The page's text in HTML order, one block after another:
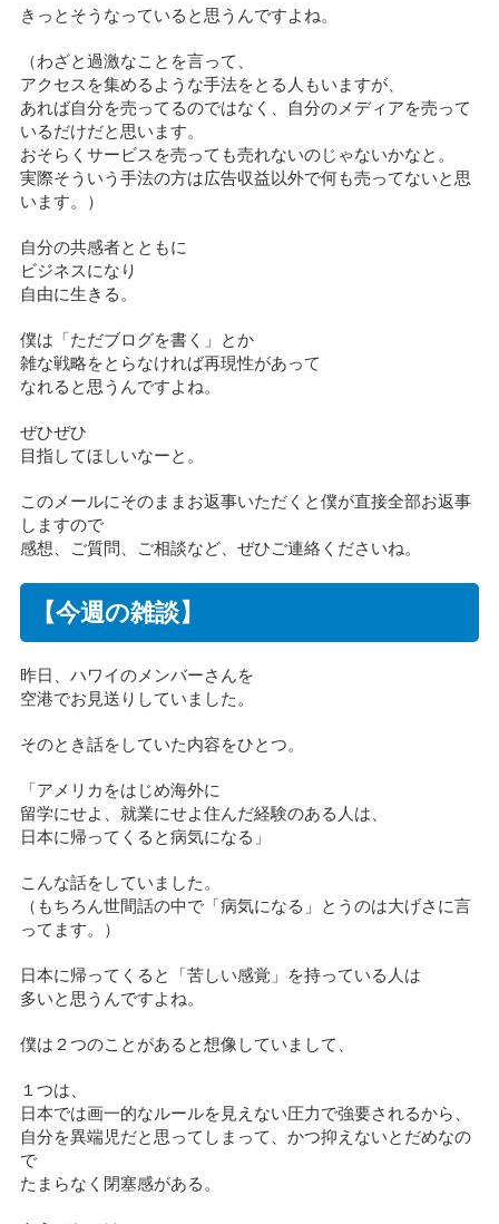
きっとそうなっていると思うんですよね。
（わざと過激なことを言って、
アクセスを集めるような手法をとる人もいますが、
あれば自分を売ってるのではなく、自分のメディアを売って
いるだけだと思います。
おそらくサービスを売っても売れないのじゃないかなと。
実際そういう手法の方は広告収益以外で何も売ってないと思
います。）
自分の共感者とともに
ビジネスになり
自由に生きる。
僕は「ただブログを書く」とか
雑な戦略をとらなければ再現性があって
なれると思うんですよね。
ぜひぜひ
目指してほしいなーと。
このメールにそのままお返事いただくと僕が直接全部お返事
しますので
感想、ご質問、ご相談など、ぜひご連絡くださいね。
【今週の雑談】
昨日、ハワイのメンバーさんを
空港でお見送りしていました。
そのとき話をしていた内容をひとつ。
「アメリカをはじめ海外に
留学にせよ、就業にせよ住んだ経験のある人は、
日本に帰ってくると病気になる」
こんな話をしていました。
（もちろん世間話の中で「病気になる」とうのは大げさに言
ってます。）
日本に帰ってくると「苦しい感覚」を持っている人は
多いと思うんですよね。
僕は２つのことがあると想像していまして、
１つは、
日本では画一的なルールを見えない圧力で強要されるから、
自分を異端児だと思ってしまって、かつ抑えないとだめなの
で
たまらなく閉塞感がある。